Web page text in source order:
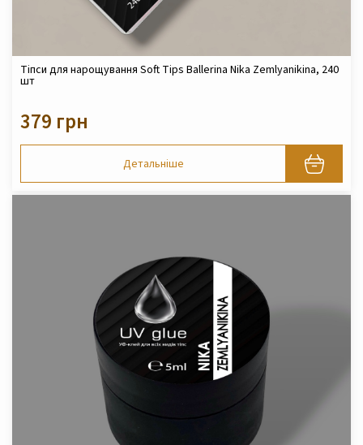
Тіпси для нарощування Soft Tips Ballerina Nika Zemlyanikina, 240
шт
379 грн
Детальніше